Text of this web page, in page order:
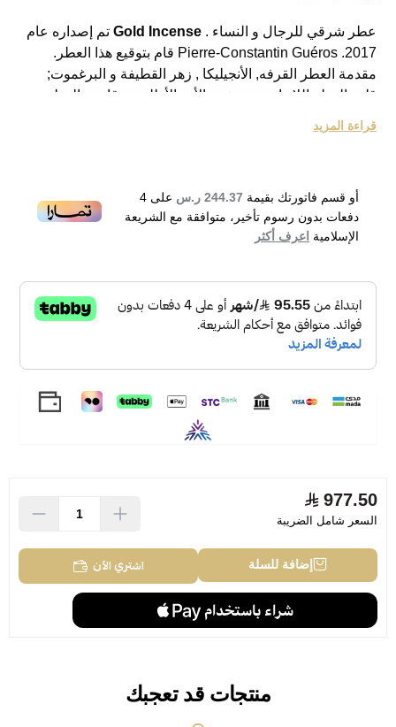
عطر شرقي للرجال و النساء . Gold Incense تم إصداره عام
2017. Pierre-Constantin Guéros قام بتوقيع هذا العطر.
مقدمة العطر القرفه, الأنجيليكا , زهر القطيفة و البرغموت;
قلب العطر اللابدانوم و خشب الأرز الأطلسي; قاعدة العطر
تتكون من البخور, فانيليا مدغشقر و خشب الصندل.
قراءة المزيد
أو قسم فاتورتك بقيمة 244.37 ر.س على 4
دفعات بدون رسوم تأخير، متوافقة مع الشريعة
الإسلامية اعرف أكثر
977.50
السعر شامل الضريبة
إضافة للسلة اشتري الآن
منتجات قد تعجبك